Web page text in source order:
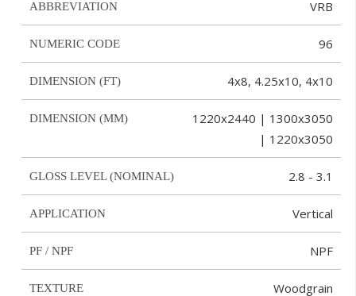
ABBREVIATION VRB
NUMERIC CODE 96
DIMENSION (FT) 4x8, 4.25x10, 4x10
DIMENSION (MM)
1220x2440 | 1300x3050
| 1220x3050
GLOSS LEVEL (NOMINAL) 2.8 - 3.1
APPLICATION Vertical
PF / NPF NPF
TEXTURE Woodgrain